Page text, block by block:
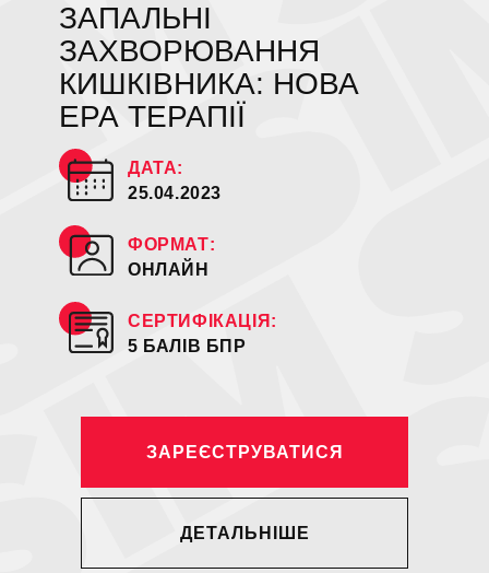
ЗАПАЛЬНІ
ЗАХВОРЮВАННЯ
КИШКІВНИКА: НОВА
ЕРА ТЕРАПІЇ
ДАТА:
25.04.2023
ФОРМАТ:
ОНЛАЙН
СЕРТИФІКАЦІЯ:
5 БАЛІВ БПР
ЗАРЕЄСТРУВАТИСЯ
ДЕТАЛЬНІШЕ